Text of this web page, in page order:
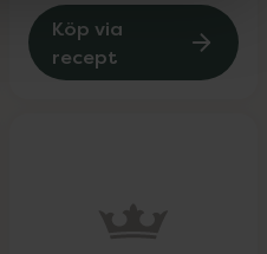
Köp via
recept